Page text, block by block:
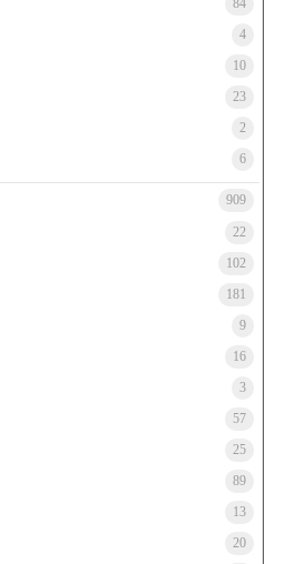
4
10
23
2
6
909
22
102
181
9
16
3
57
25
89
13
20